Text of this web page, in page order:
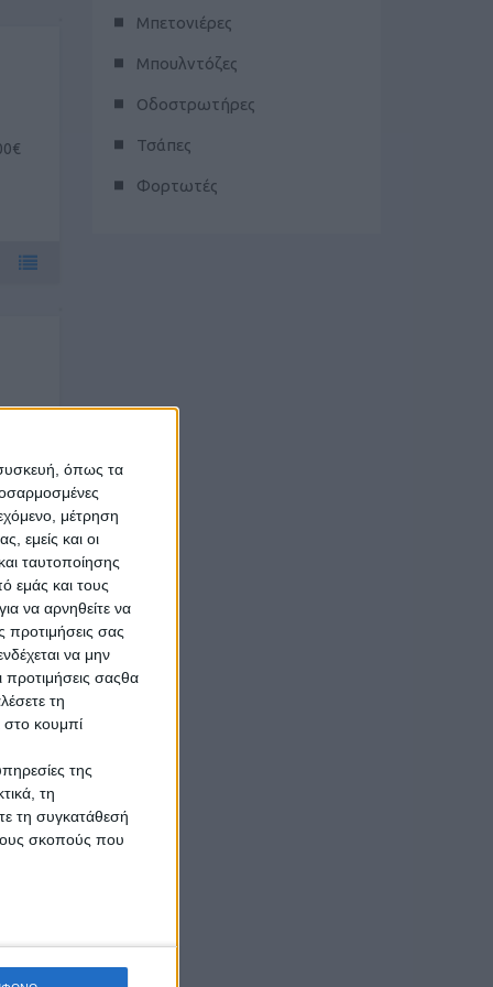
όπως τα
μέτρηση
εμείς και οι
ταυτοποίησης
εμάς και τους
να αρνηθείτε να
προτιμήσεις σας
να μην
προτιμήσεις σαςθα
τη
στο κουμπί
της
τη
τη συγκατάθεσή
σκοπούς που
Μπετονιέρες
Μπουλντόζες
Οδοστρωτήρες
Τσάπες
Φορτωτές